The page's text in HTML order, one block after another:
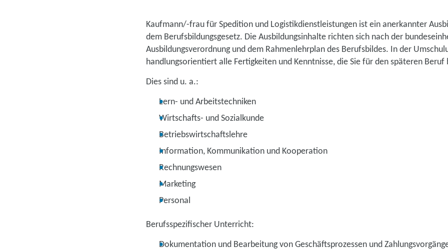
Kaufmann/-frau für Spedition und Logistikdienstleistungen ist ein anerkannter
dem Berufsbildungsgesetz. Die Ausbildungsinhalte richten sich nach der
Ausbildungsverordnung und dem Rahmenlehrplan des Berufsbildes. In der
handlungsorientiert alle Fertigkeiten und Kenntnisse, die Sie für den späteren Beruf
Dies sind u. a.:
Lern- und Arbeitstechniken
Wirtschafts- und Sozialkunde
Betriebswirtschaftslehre
Information, Kommunikation und Kooperation
Rechnungswesen
Marketing
Personal
Berufsspezifischer Unterricht:
Dokumentation und Bearbeitung von Geschäftsprozessen und